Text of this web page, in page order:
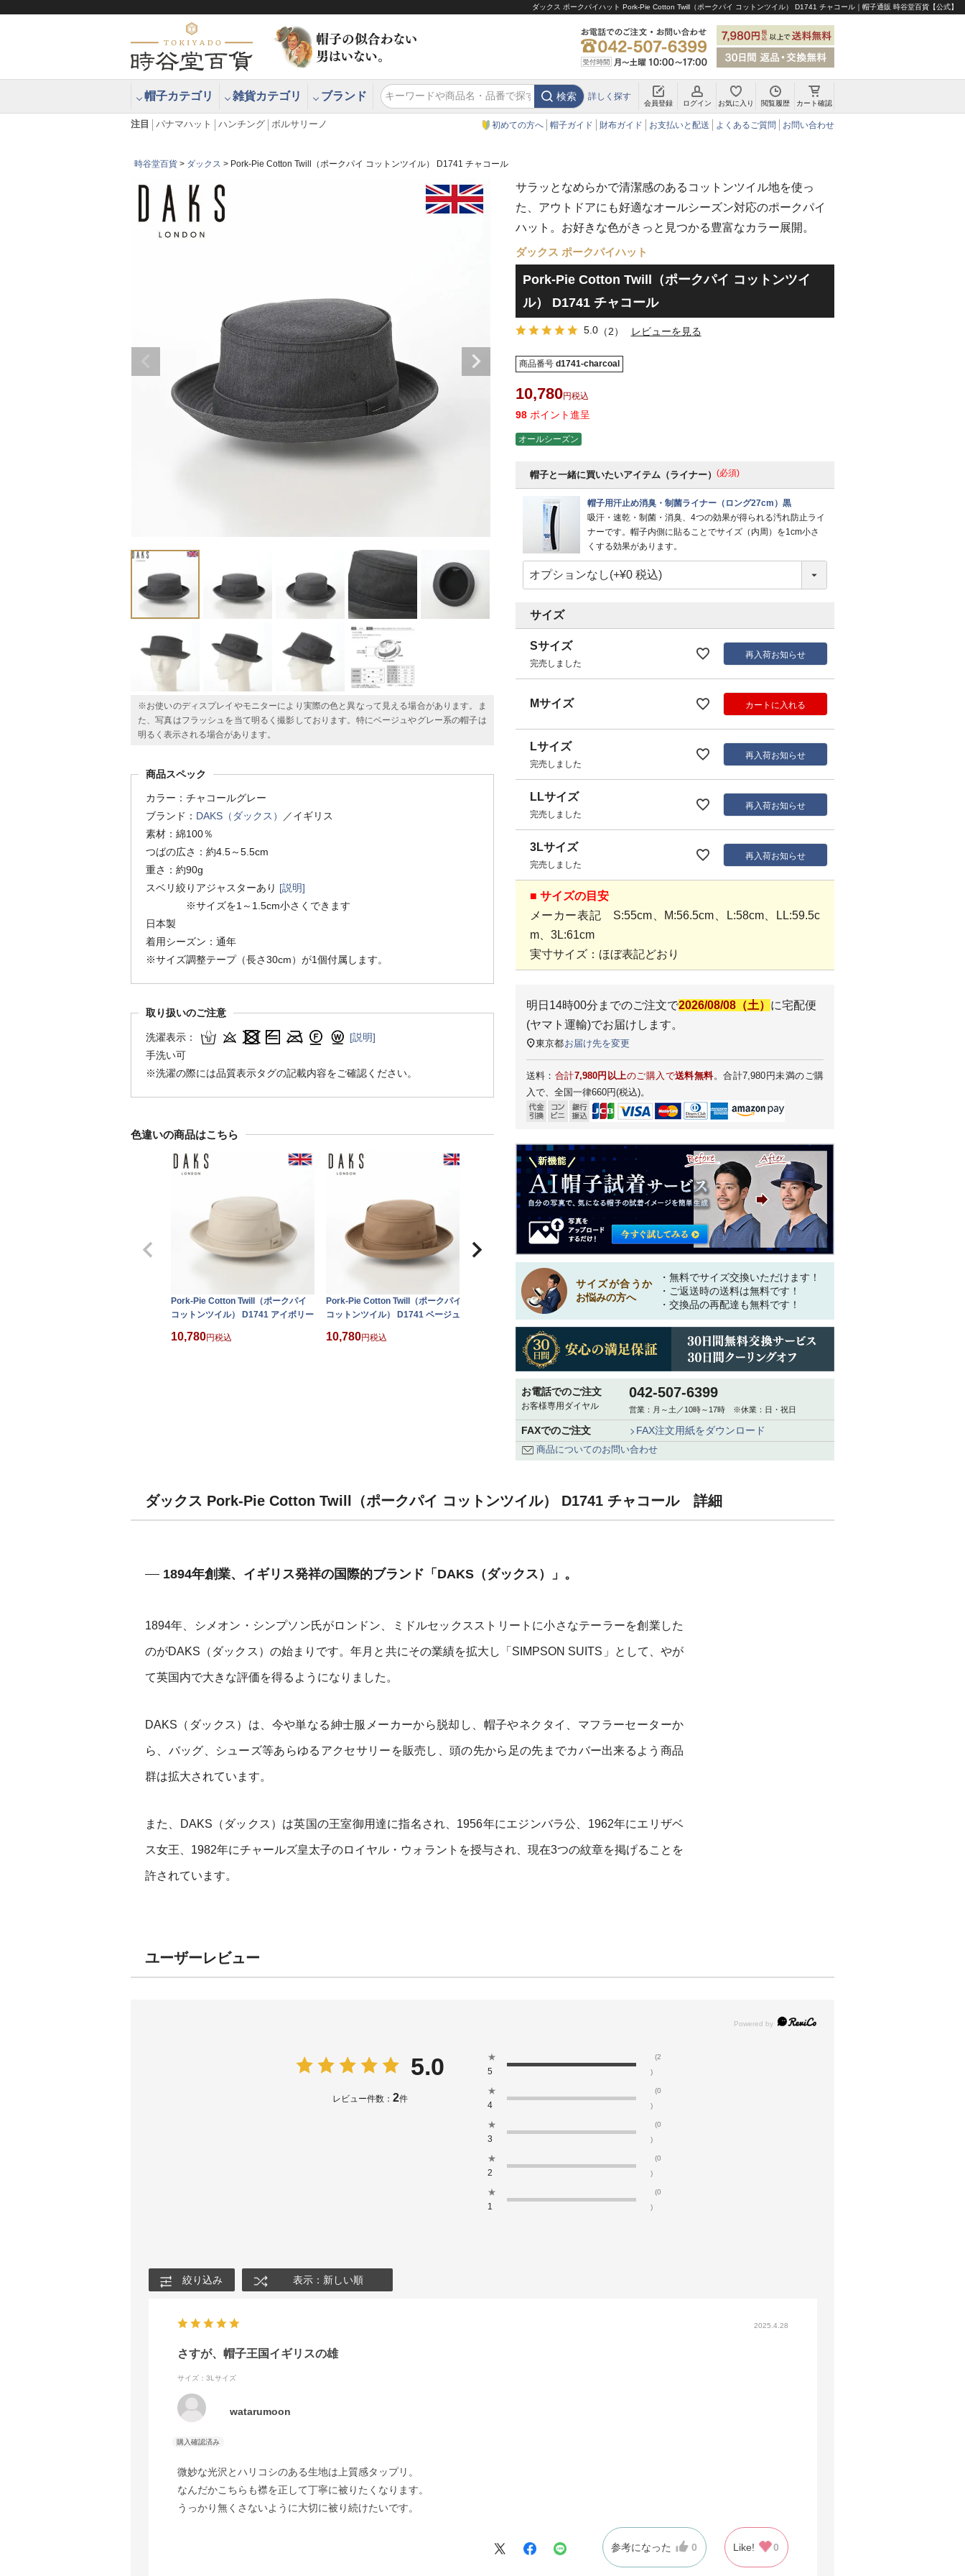
ダックス ポークパイハット Pork-Pie Cotton Twill（ポークパイ コットンツイル） D1741 チャコール｜帽子通販 時谷堂百貨【公式】
帽子カテゴリ 雑貨カテゴリ ブランド 検索 詳しく探す
会員登録 ログイン お気に入り 閲覧履歴 カート確認
注目 パナマハット ハンチング ボルサリーノ 初めての方へ 帽子ガイド 財布ガイド お支払いと配送 よくあるご質問 お問い合わせ
時谷堂百貨 ダックス Pork-Pie Cotton Twill（ポークパイ コットンツイル） D1741 チャコール
※お使いのディスプレイやモニターにより実際の色と異なって見える場合があります。ま
た、写真はフラッシュを当て明るく撮影しております。特にベージュやグレー系の帽子は
明るく表示される場合があります。
商品スペック
カラー：チャコールグレー
ブランド： DAKS（ダックス）
／イギリス
素材：綿100％
つばの広さ：約4.5～5.5cm
重さ：約90g
スベリ絞りアジャスターあり [説明]
※サイズを1～1.5cm小さくできます
日本製
着用シーズン：通年
※サイズ調整テープ（長さ30cm）が1個付属します。
取り扱いのご注意
洗濯表示：
[説明]
手洗い可
※洗濯の際には品質表示タグの記載内容をご確認ください。
色違いの商品はこちら
Pork-Pie Cotton Twill（ポークパイ
コットンツイル） D1741 アイボリー
10,780 税込
Pork-Pie Cotton Twill（ポークパイ
コットンツイル） D1741 ベージュ
10,780 税込
Pork-Pie Cotton Twill（ポークパイ
コットンツイル） D1741 カーキ
税込
Pork-Pie Cotton Twill（ポークパイ
税込
サラッとなめらかで清潔感のあるコットンツイル地を使っ
た、アウトドアにも好適なオールシーズン対応のポークパイ
ハット。お好きな色がきっと見つかる豊富なカラー展開。
ダックス ポークパイハット
Pork-Pie Cotton Twill（ポークパイ コットンツイ
ル） D1741 チャコール
5.0（2） レビューを見る
商品番号 d1741-charcoal
10,780 税込
98 ポイント進呈
オールシーズン
帽子と一緒に買いたいアイテム（ライナー） (必須)
帽子用汗止め消臭・制菌ライナー（ロング27cm）黒
吸汗・速乾・制菌・消臭、4つの効果が得られる汚れ防止ライ
ナーです。帽子内側に貼ることでサイズ（内周）を1cm小さ
くする効果があります。
サイズ
Sサイズ
完売しました
再入荷お知らせ
Mサイズ カートに入れる
Lサイズ
完売しました
再入荷お知らせ
LLサイズ
完売しました
再入荷お知らせ
3Lサイズ
完売しました
再入荷お知らせ
■ サイズの目安
メーカー表記 S:55cm、M:56.5cm、L:58cm、LL:59.5c
m、3L:61cm
実寸サイズ：ほぼ表記どおり
明日 14時00分 までのご注文で2026/08/08（土） に宅配便
(ヤマト運輸)でお届けします。
東京都お届け先を変更
送料： 合計7,980円以上のご購入で送料無料。合計7,980円未満のご購
入で、全国一律660円(税込)。
サイズが合うか
お悩みの方へ
・無料でサイズ交換いただけます！
・ご返送時の送料は無料です！
・交換品の再配達も無料です！
お電話でのご注文
お客様専用ダイヤル
042-507-6399
営業：月～土／10時～17時 ※休業：日・祝日
FAXでのご注文 FAX注文用紙をダウンロード
商品についてのお問い合わせ
ダックス Pork-Pie Cotton Twill（ポークパイ コットンツイル） D1741 チャコール 詳細
1894年創業、イギリス発祥の国際的ブランド「DAKS（ダックス）」。
1894年、シメオン・シンプソン氏がロンドン、ミドルセックスストリートに小さなテーラーを創業した
のがDAKS（ダックス）の始まりです。年月と共にその業績を拡大し「SIMPSON SUITS」として、やが
て英国内で大きな評価を得るようになりました。
DAKS（ダックス）は、今や単なる紳士服メーカーから脱却し、帽子やネクタイ、マフラーセーターか
ら、バッグ、シューズ等あらゆるアクセサリーを販売し、頭の先から足の先までカバー出来るよう商品
群は拡大されています。
また、DAKS（ダックス）は英国の王室御用達に指名され、1956年にエジンバラ公、1962年にエリザベ
ス女王、1982年にチャールズ皇太子のロイヤル・ウォラントを授与され、現在3つの紋章を掲げることを
許されています。
ユーザーレビュー
5.0
レビュー件数： 2件
★
5
(2
)
★
4
(0
)
★
3
(0
)
★
2
(0
)
★
1
(0
)
絞り込み 表示：新しい順
2025.4.28
さすが、帽子王国イギリスの雄
サイズ：3Lサイズ
watarumoon
微妙な光沢とハリコシのある生地は上質感タップリ。
なんだかこちらも襟を正して丁寧に被りたくなります。
うっかり無くさないように大切に被り続けたいです。
参考になった 0 Like! 0